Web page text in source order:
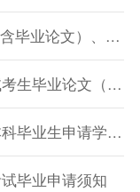
河南大学自考实践性环节课程考核（含毕业论文）、免考申请等相关工作的通知
河南工业大学2026年上半年自学考试考生毕业论文（设计）申请通知
2026年河南大学高等学历继续教育本科毕业生申请学士学位外语水平考试报名的通知
毕业申请须知